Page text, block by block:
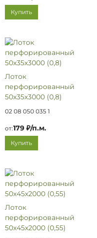
Купить
Лоток
перфорированный
50х35х3000 (0,8)
02 08 050 035 1
от:179 ₽/п.м.
Купить
Лоток
перфорированный
50х45х2000 (0,55)